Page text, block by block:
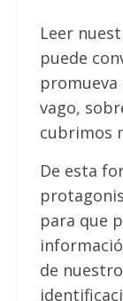
Leer
puede
vago,
cubrimos
De esta
para que
de